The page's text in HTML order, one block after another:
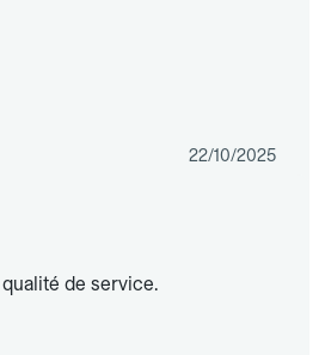
22/10/2025
de service.